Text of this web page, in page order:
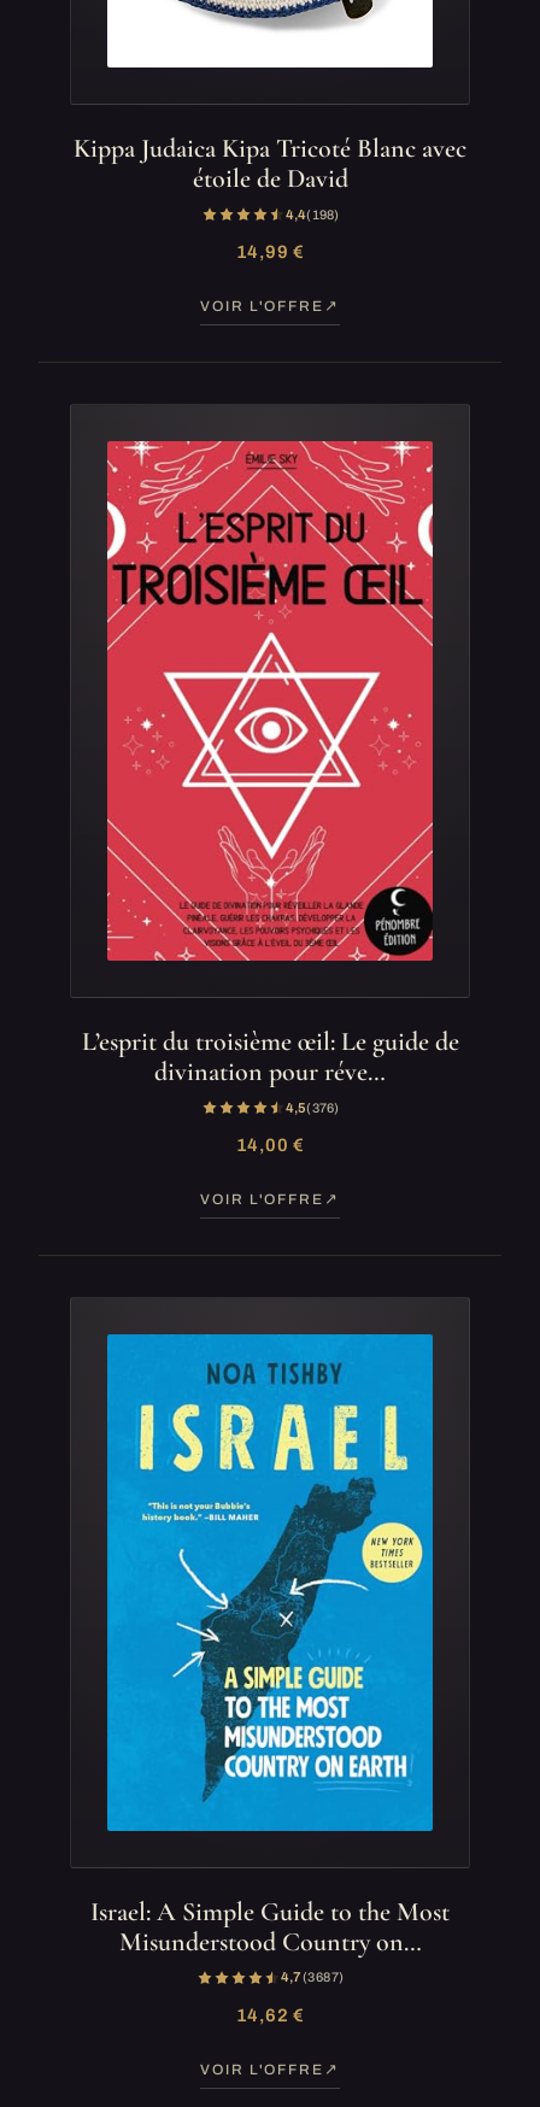
Kippa Judaica Kipa Tricoté Blanc avec
étoile de David
4,4(198)
14,99 €
VOIR L'OFFRE
L’esprit du troisième œil: Le guide de
divination pour réve…
4,5(376)
14,00 €
VOIR L'OFFRE
Israel: A Simple Guide to the Most
Misunderstood Country on…
4,7(3 687)
14,62 €
VOIR L'OFFRE